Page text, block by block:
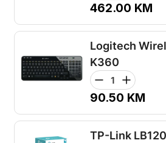
462.00 KM
Logitech
K360
90.50 KM
TP-Link